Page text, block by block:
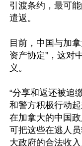
引渡条约，最可
遣返。
目前，中国与加
资产协定”，这对
义。
“分享和返还被追
和警方积极行动
在加拿大的中国
可把这些在逃人
大政府的合法收入